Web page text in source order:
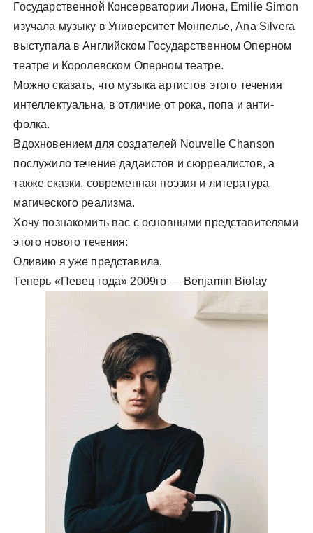
Государственной Консерватории Лиона, Emilie Simon
изучала музыку в Университет Монпелье, Ana Silvera
выступала в Английском Государственном Оперном
театре и Королевском Оперном театре.
Можно сказать, что музыка артистов этого течения
интеллектуальна, в отличие от рока, попа и анти-
фолка.
Вдохновением для создателей Nouvelle Chanson
послужило течение дадаистов и сюрреалистов, а
также сказки, современная поэзия и литература
магического реализма.
Хочу познакомить вас с основными представителями
этого нового течения:
Оливию я уже представила.
Теперь «Певец года» 2009го — Benjamin Biolay